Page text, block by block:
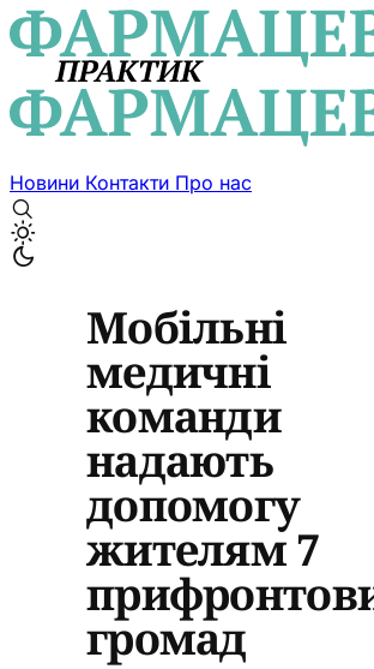
Новини Контакти Про нас
Мобільні
медичні
команди
надають
допомогу
жителям 7
громад